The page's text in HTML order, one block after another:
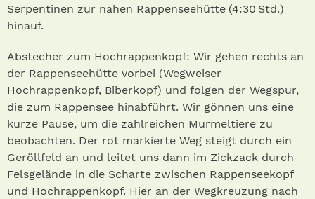
Serpentinen zur nahen Rappenseehütte (4:30 Std.)
hinauf.
Abstecher zum Hochrappenkopf: Wir gehen rechts an
der Rappenseehütte vorbei (Wegweiser
Hochrappenkopf, Biberkopf) und folgen der Wegspur,
die zum Rappensee hinabführt. Wir gönnen uns eine
kurze Pause, um die zahlreichen Murmeltiere zu
beobachten. Der rot markierte Weg steigt durch ein
Geröllfeld an und leitet uns dann im Zickzack durch
Felsgelände in die Scharte zwischen Rappenseekopf
und Hochrappenkopf. Hier an der Wegkreuzung nach